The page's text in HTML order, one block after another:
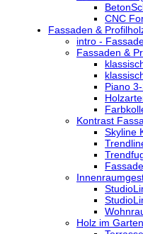
CNC
Fassaden &
intro -
Fassaden &
Piano
Kontrast
Skyline
Holz im Garten